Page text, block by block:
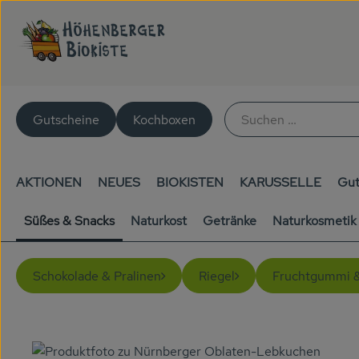
Gutscheine Kochboxen
AKTIONEN NEUES BIOKISTEN KARUSSELLE
Süßes & Snacks Naturkost Getränke Naturkosmetik
Schokolade & Pralinen Riegel Fruchtgummi